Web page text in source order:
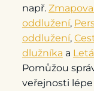
např.
oddlužení,
oddlužení,
dlužníka a
Pomůžou
veřejnosti